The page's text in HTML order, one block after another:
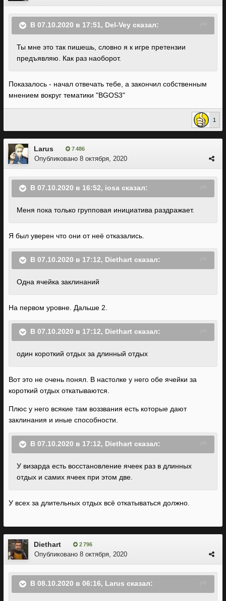
В 07.10.2020 в 17:51, Del-Vey сказал:
Ты мне это так пишешь, словно я к игре претензии
предъявляю. Как раз наоборот.
Показалось - начал отвечать тебе, а закончил собственным
мнением вокруг тематики "BGOS3"
1
Larus 7 486
Опубликовано 8 октября, 2020
В 07.10.2020 в 16:52, iosa сказал:
Меня пока только групповая инициатива раздражает.
Я был уверен что они от неё отказались.
В 07.10.2020 в 17:12, Diethart сказал:
Одна ячейка заклинаний
На первом уровне. Дальше 2.
В 07.10.2020 в 17:12, Diethart сказал:
один короткий отдых за длинный отдых
Вот это не очень понял. В настолке у него обе ячейки за
короткий отдых откатываются.
Плюс у него всякие там воззвания есть которые дают
заклинания и иные способности.
В 07.10.2020 в 17:12, Diethart сказал:
У визарда есть восстановление ячеек раз в длинных
отдых и самих ячеек при этом две.
У всех за длительных отдых всё откатываться должно.
Diethart 2 796
Опубликовано 8 октября, 2020
В 08.10.2020 в 06:16, Larus сказал: